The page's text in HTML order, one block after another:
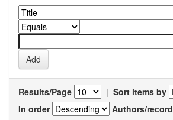
Results/Page | Sort items by
In order
Authors/record